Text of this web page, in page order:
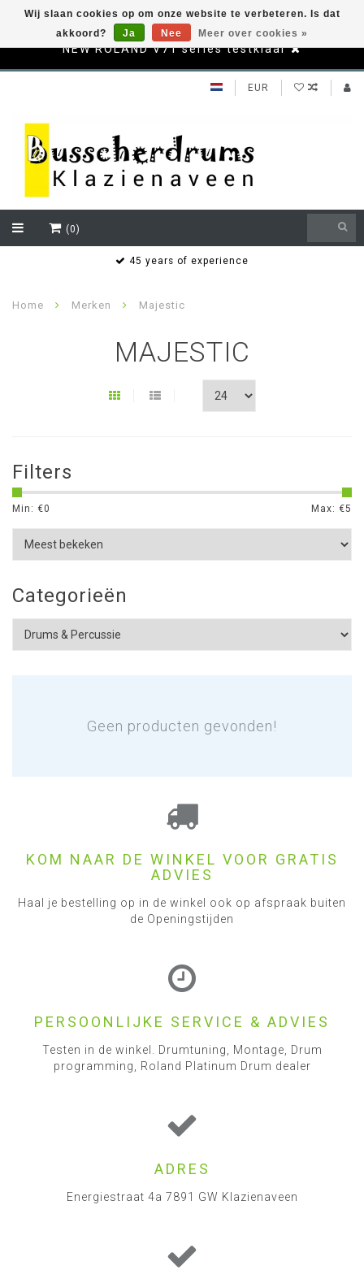
NEW ROLAND V71 series testklaar
EUR
(0)
45 years of experience
Home Merken Majestic
MAJESTIC
Filters
Min: €0 Max: €5
Categorieën
Geen producten gevonden!
Wij slaan cookies op om onze website te verbeteren. Is dat
akkoord?
Ja Nee Meer over cookies »
KOM NAAR DE WINKEL VOOR GRATIS
ADVIES
Haal je bestelling op in de winkel ook op afspraak buiten
de Openingstijden
PERSOONLIJKE SERVICE & ADVIES
Testen in de winkel. Drumtuning, Montage, Drum
programming, Roland Platinum Drum dealer
ADRES
Energiestraat 4a 7891 GW Klazienaveen